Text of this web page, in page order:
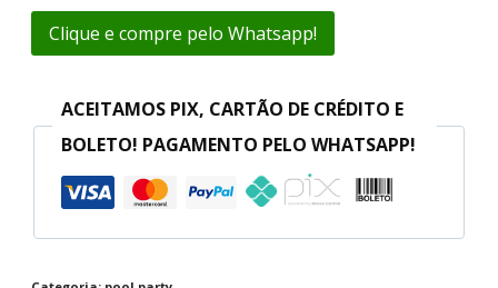
Clique e compre pelo Whatsapp!
ACEITAMOS PIX, CARTÃO DE CRÉDITO E
BOLETO! PAGAMENTO PELO WHATSAPP!